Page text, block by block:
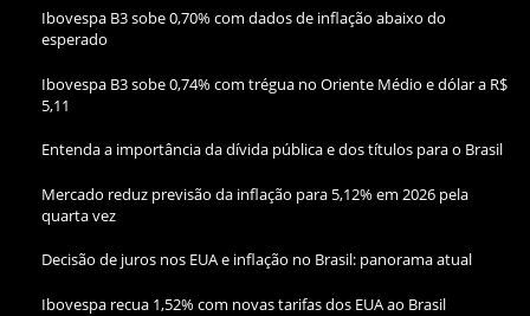
Ibovespa B3 sobe 0,70% com dados de inflação abaixo do
esperado
Ibovespa B3 sobe 0,74% com trégua no Oriente Médio e dólar a R$
5,11
Entenda a importância da dívida pública e dos títulos para o Brasil
Mercado reduz previsão da inflação para 5,12% em 2026 pela
quarta vez
Decisão de juros nos EUA e inflação no Brasil: panorama atual
Ibovespa recua 1,52% com novas tarifas dos EUA ao Brasil